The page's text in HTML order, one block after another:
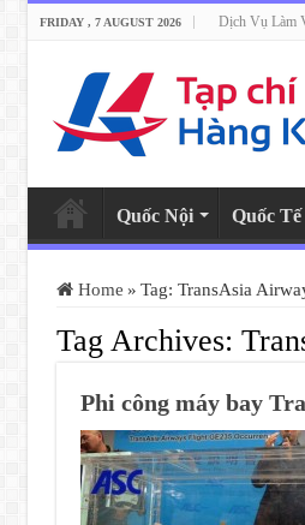
FRIDAY , 7 AUGUST 2026 Dịch Vụ Làm
Quốc Nội Quốc Tế
Home » Tag: TransAsia
Tag Archives:
Phi công máy bay